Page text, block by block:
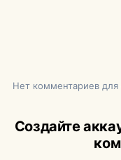
Нет комментариев
Создайте